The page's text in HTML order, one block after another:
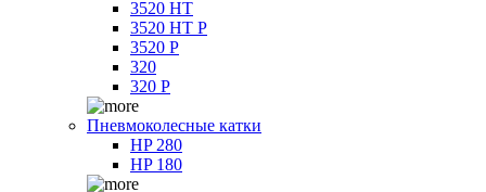
3520 HT
3520 HT P
3520 P
320
320 P
Пневмоколесные катки
HP 280
HP 180